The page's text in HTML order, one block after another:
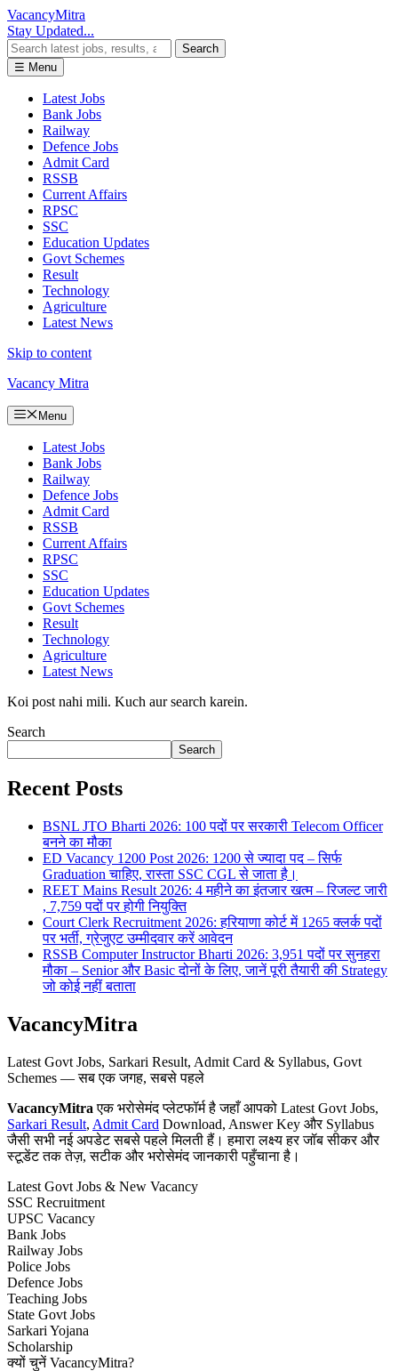
VacancyMitra
Stay Updated...
Search
☰ Menu
Latest Jobs
Bank Jobs
Railway
Defence Jobs
Admit Card
RSSB
Current Affairs
RPSC
SSC
Education Updates
Govt Schemes
Result
Technology
Agriculture
Latest News
Skip to content
Vacancy Mitra
Menu
Latest Jobs
Bank Jobs
Railway
Defence Jobs
Admit Card
RSSB
Current Affairs
RPSC
SSC
Education Updates
Govt Schemes
Result
Technology
Agriculture
Latest News
Koi post nahi mili. Kuch aur search karein.
Search
Search
Recent Posts
BSNL JTO Bharti 2026: 100 पदों पर सरकारी Telecom Officer
बनने का मौका
ED Vacancy 1200 Post 2026: 1200 से ज्यादा पद – सिर्फ
Graduation चाहिए, रास्ता SSC CGL से जाता है।
REET Mains Result 2026: 4 महीने का इंतजार खत्म – रिजल्ट जारी
, 7,759 पदों पर होगी नियुक्ति
Court Clerk Recruitment 2026: हरियाणा कोर्ट में 1265 क्लर्क पदों
पर भर्ती, ग्रेजुएट उम्मीदवार करें आवेदन
RSSB Computer Instructor Bharti 2026: 3,951 पदों पर सुनहरा
मौका – Senior और Basic दोनों के लिए, जानें पूरी तैयारी की Strategy
जो कोई नहीं बताता
VacancyMitra
Latest Govt Jobs, Sarkari Result, Admit Card & Syllabus, Govt
Schemes — सब एक जगह, सबसे पहले
VacancyMitra एक भरोसेमंद प्लेटफॉर्म है जहाँ आपको Latest Govt Jobs,
Sarkari Result, Admit Card Download, Answer Key और Syllabus
जैसी सभी नई अपडेट सबसे पहले मिलती हैं। हमारा लक्ष्य हर जॉब सीकर और
स्टूडेंट तक तेज़, सटीक और भरोसेमंद जानकारी पहुँचाना है।
Latest Govt Jobs & New Vacancy
SSC Recruitment
UPSC Vacancy
Bank Jobs
Railway Jobs
Police Jobs
Defence Jobs
Teaching Jobs
State Govt Jobs
Sarkari Yojana
Scholarship
क्यों चुनें VacancyMitra?